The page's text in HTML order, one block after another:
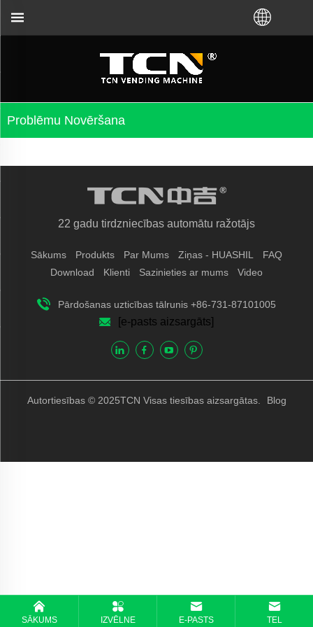
Problēmu Novēršana
22 gadu tirdzniecības automātu ražotājs
Sākums Produkts Par Mums Ziņas - HUASHIL
FAQ
Download
Klienti Sazinieties ar mums Video
Pārdošanas uzticības tālrunis +86-731-87101005
[e-pasts aizsargāts]
Autortiesības © 2025TCN Visas tiesības aizsargātas. Blog
SĀKUMS IZVĒLNE E-PASTS TEL
saistībā ar tirdzniecības automātu norādījumiem